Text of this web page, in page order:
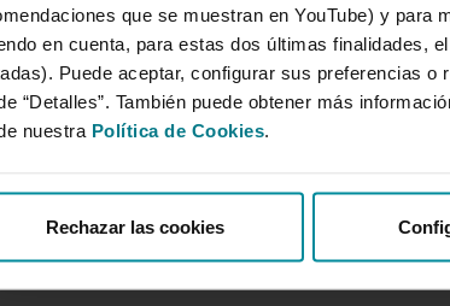
que se muestran en YouTube) y para
en cuenta, para estas dos últimas finalidades,
Puede aceptar, configurar sus preferencias
“Detalles”. También puede obtener más
nuestra Política de Cookies.
Rechazar las cookies
no encuentras tu tarjeta Grupo Cajamar?